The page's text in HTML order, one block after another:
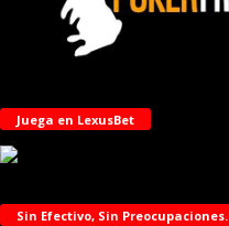
Juega en LexusBet
Sin Efectivo, Sin Preocupaciones.